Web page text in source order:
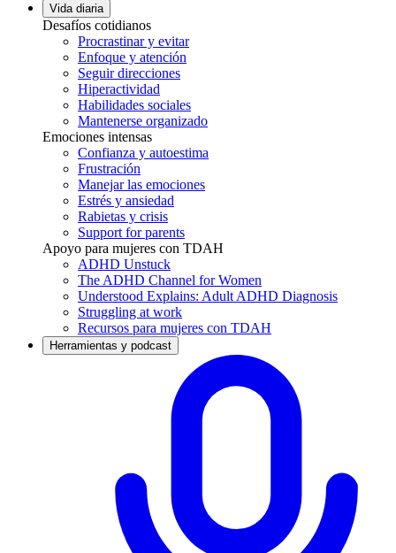
Vida diaria
Desafíos cotidianos
Procrastinar y evitar
Enfoque y atención
Seguir direcciones
Hiperactividad
Habilidades sociales
Mantenerse organizado
Emociones intensas
Confianza y autoestima
Frustración
Manejar las emociones
Estrés y ansiedad
Rabietas y crisis
Support for parents
Apoyo para mujeres con TDAH
ADHD Unstuck
The ADHD Channel for Women
Understood Explains: Adult ADHD Diagnosis
Struggling at work
Recursos para mujeres con TDAH
Herramientas y podcast